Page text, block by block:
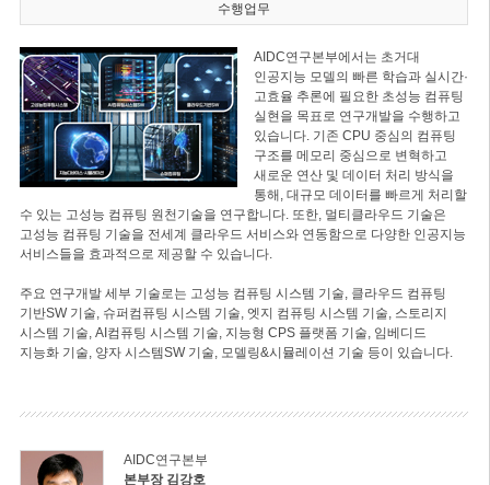
수행업무
AIDC연구본부에서는 초거대
인공지능 모델의 빠른 학습과 실시간·
고효율 추론에 필요한 초성능 컴퓨팅
실현을 목표로 연구개발을 수행하고
있습니다. 기존 CPU 중심의 컴퓨팅
구조를 메모리 중심으로 변혁하고
새로운 연산 및 데이터 처리 방식을
통해, 대규모 데이터를 빠르게 처리할
수 있는 고성능 컴퓨팅 원천기술을 연구합니다. 또한, 멀티클라우드 기술은
고성능 컴퓨팅 기술을 전세계 클라우드 서비스와 연동함으로 다양한 인공지능
서비스들을 효과적으로 제공할 수 있습니다.
주요 연구개발 세부 기술로는 고성능 컴퓨팅 시스템 기술, 클라우드 컴퓨팅
기반SW 기술, 슈퍼컴퓨팅 시스템 기술, 엣지 컴퓨팅 시스템 기술, 스토리지
시스템 기술, AI컴퓨팅 시스템 기술, 지능형 CPS 플랫폼 기술, 임베디드
지능화 기술, 양자 시스템SW 기술, 모델링&시뮬레이션 기술 등이 있습니다.
AIDC연구본부
본부장 김강호